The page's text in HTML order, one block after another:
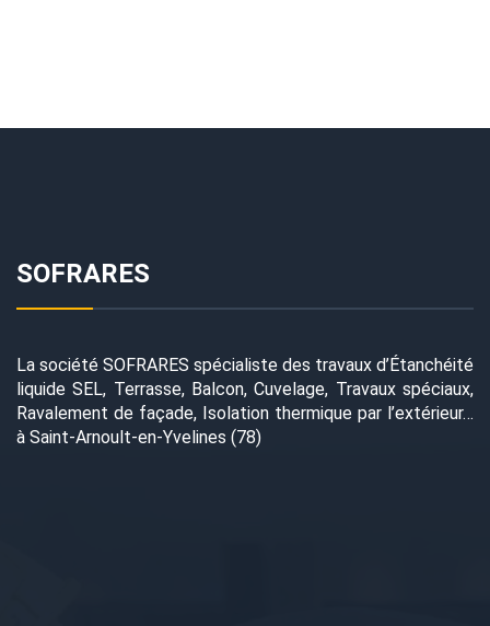
SOFRARES
La société SOFRARES spécialiste des travaux d’Étanchéité
liquide SEL, Terrasse, Balcon, Cuvelage, Travaux spéciaux,
Ravalement de façade, Isolation thermique par l’extérieur…
à Saint-Arnoult-en-Yvelines (78)